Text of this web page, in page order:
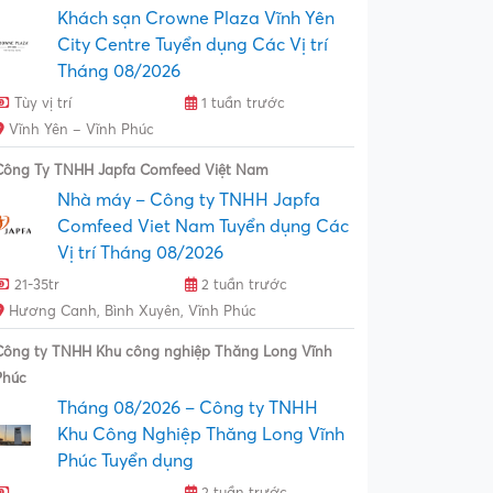
Khách sạn Crowne Plaza Vĩnh Yên
City Centre Tuyển dụng Các Vị trí
Tháng 08/2026
Tùy vị trí
1 tuần trước
Vĩnh Yên – Vĩnh Phúc
Ty TNHH Japfa Comfeed Việt Nam
Nhà máy – Công ty TNHH Japfa
Comfeed Viet Nam Tuyển dụng Các
Vị trí Tháng 08/2026
21-35tr
2 tuần trước
Hương Canh, Bình Xuyên, Vĩnh Phúc
ty TNHH Khu công nghiệp Thăng Long Vĩnh
Tháng 08/2026 – Công ty TNHH
Khu Công Nghiệp Thăng Long Vĩnh
Phúc Tuyển dụng